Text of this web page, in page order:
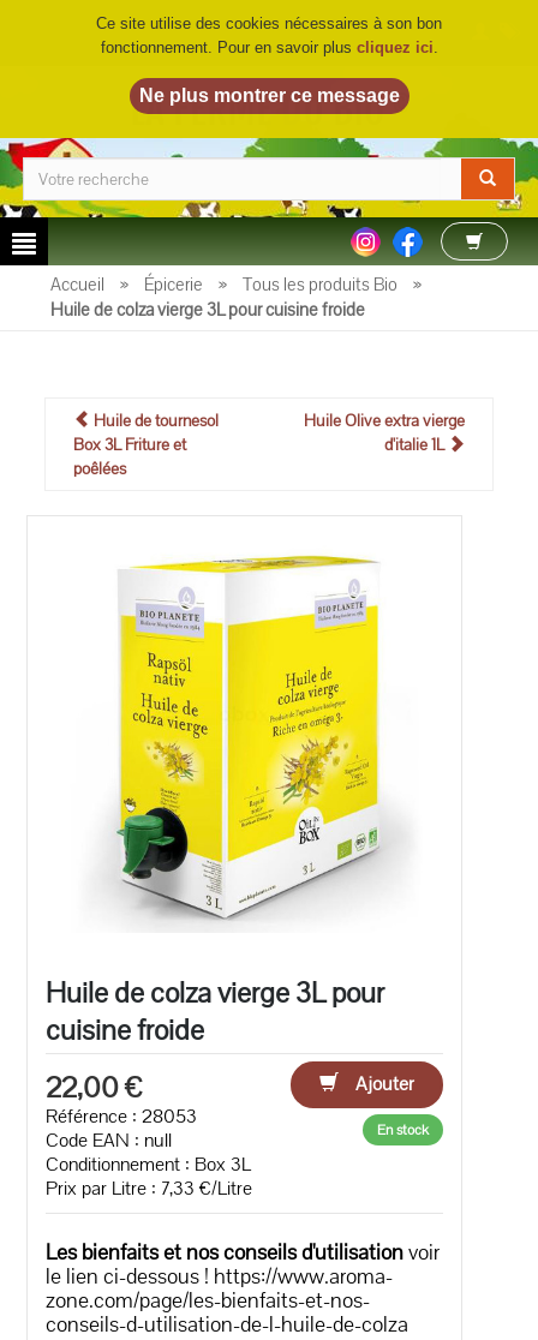
LA FERME DU BIO©
Accueil » Épicerie » Tous les produits Bio
»
Huile de colza vierge 3L pour cuisine froide
Huile de tournesol
Box 3L Friture et
poêlées
Huile Olive extra vierge
d'italie 1L
Huile de colza vierge 3L pour
cuisine froide
22,00 €
Ajouter
Référence : 28053
Code EAN : null
Conditionnement : Box 3L
Prix par Litre : 7,33 €/Litre
En stock
Les bienfaits et nos conseils d'utilisationvoir
le lien ci-dessous ! https://www.aroma-
zone.com/page/les-bienfaits-et-nos-
conseils-d-utilisation-de-l-huile-de-colza
Ce site utilise des cookies nécessaires à son bon
fonctionnement. Pour en savoir plus cliquez ici.